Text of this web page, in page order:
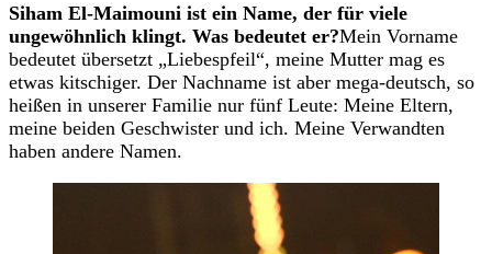
Siham El-Maimouni ist ein Name, der für viele
ungewöhnlich klingt. Was bedeutet er?Mein Vorname
bedeutet übersetzt „Liebespfeil“, meine Mutter mag es
etwas kitschiger. Der Nachname ist aber mega-deutsch, so
heißen in unserer Familie nur fünf Leute: Meine Eltern,
meine beiden Geschwister und ich. Meine Verwandten
haben andere Namen.